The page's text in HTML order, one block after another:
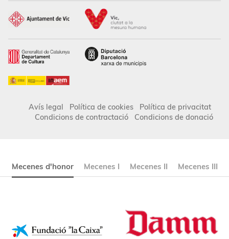
Avís legal Política de cookies
Política de privacitat
Condicions de contractació
Condicions de donació
Mecenes d'honor Mecenes I Mecenes II Mecenes III